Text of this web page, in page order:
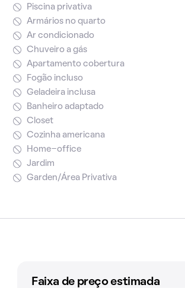
Piscina privativa
Armários no quarto
Ar condicionado
Chuveiro a gás
Apartamento cobertura
Fogão incluso
Geladeira inclusa
Banheiro adaptado
Closet
Cozinha americana
Home-office
Jardim
Garden/Área Privativa
Faixa de preço estimada